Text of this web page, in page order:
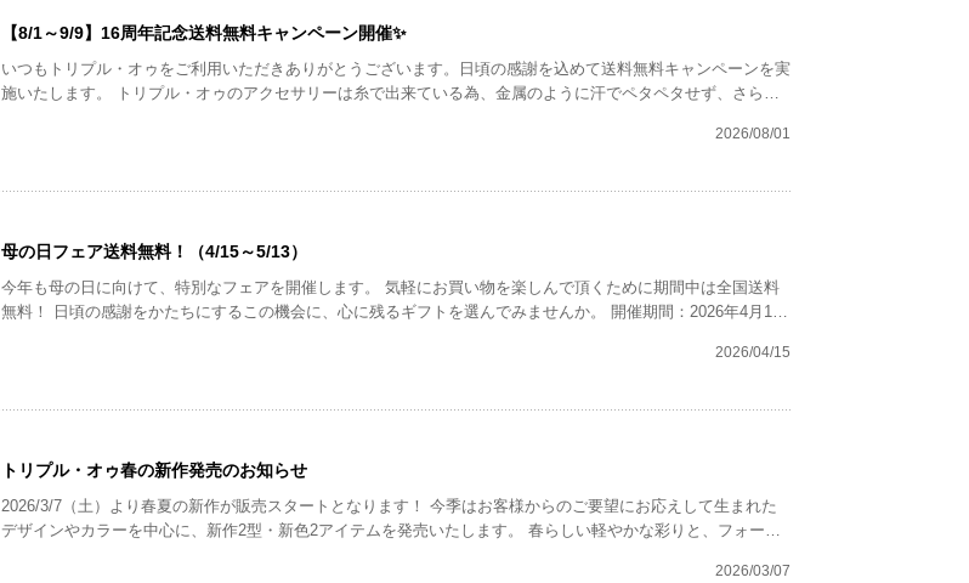
【8/1～9/9】16周年記念送料無料キャンペーン開催✨
いつもトリプル・オゥをご利用いただきありがとうございます。日頃の感謝を込めて送料無料キャンペーンを実
施いたします。 トリプル・オゥのアクセサリーは糸で出来ている為、金属のように汗でペタペタせず、さらっ
会にお買い物を楽しんで頂けたら幸いです。 開催期間：2026年8月1日（土）10:00 ～ 9月9日（水）23:592026/08/01
母の日フェア送料無料！（4/15～5/13）
今年も母の日に向けて、特別なフェアを開催します。 気軽にお買い物を楽しんで頂くために期間中は全国送料
無料！ 日頃の感謝をかたちにするこの機会に、心に残るギフトを選んでみませんか。 開催期間：2026年4月15
レゼントとして選んで頂いております。 そこで、今回は人気アイテムベスト３をご紹介いたします♪ ギフト選
2026/04/15
トリプル・オゥ春の新作発売のお知らせ
2026/3/7（土）より春夏の新作が販売スタートとなります！ 今季はお客様からのご要望にお応えして生まれた
デザインやカラーを中心に、新作2型・新色2アイテムを発売いたします。 春らしい軽やかな彩りと、フォーマ
2026/03/07